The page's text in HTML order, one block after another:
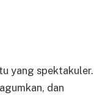
yang spektakuler.
dan